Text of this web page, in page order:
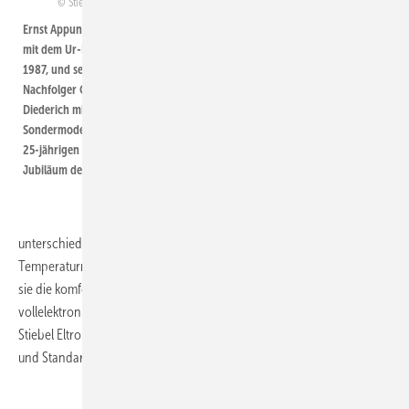
Stiebel Eltron
Ernst Appun (rechts)
mit dem Ur-DHE von
1987, und sein
Nachfolger Olaf
Diederich mit dem
Sondermodell zum
25-jährigen
Jubiläum des DHE.
unterschiedlichen Aufgaben. Neben der perfekten
Temperaturregelung und dem aktiven Sicherheitssystem garantieren
sie die komfortable Bedienung der vielfältigen Funktionen. Der
vollelektronische DHE machte vor 25 Jahren den Anfang. Heute bietet
Stiebel Eltron elektronische Durchlauferhitzer in der Premium-, Mittel-
und Standardklasse. ■